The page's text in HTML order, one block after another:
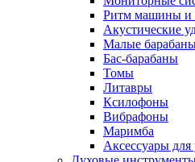
Ритм машины и
Акустические
Малые
Бас-барабаны
Томы
Литавры
Ксилофоны
Вибрафоны
Маримба
Аксессуары